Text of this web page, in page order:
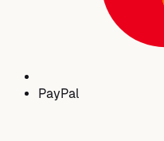
PayPal